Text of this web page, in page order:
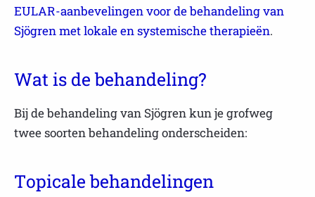
EULAR-aanbevelingen voor de behandeling van
Sjögren met lokale en systemische therapieën.
Wat is de behandeling?
Bij de behandeling van Sjögren kun je grofweg
twee soorten behandeling onderscheiden:
Topicale behandelingen